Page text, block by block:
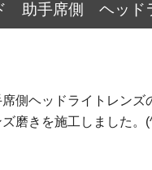
助手席側 ヘッド
側ヘッドライトレンズ
磨きを施工しました。